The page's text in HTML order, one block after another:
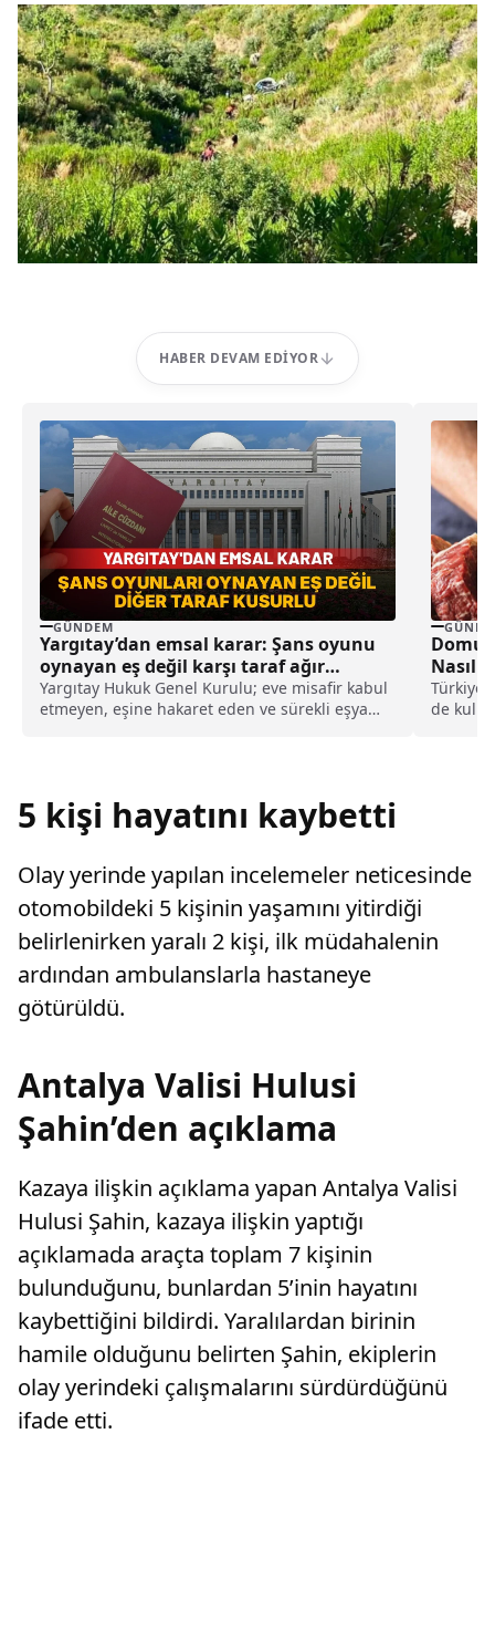
HABER DEVAM EDIYOR
GÜNDEM
Yargıtay’dan emsal karar: Şans oyunu
oynayan eş değil karşı taraf ağır
kusurlu sayıldı
Yargıtay Hukuk Genel Kurulu; eve misafir kabul
etmeyen, eşine hakaret eden ve sürekli eşya
Nasıl
de
5 kişi hayatını kaybetti
Olay yerinde yapılan incelemeler neticesinde
otomobildeki 5 kişinin yaşamını yitirdiği
belirlenirken yaralı 2 kişi, ilk müdahalenin
ardından ambulanslarla hastaneye
götürüldü.
Antalya Valisi Hulusi
Şahin’den açıklama
Kazaya ilişkin açıklama yapan Antalya Valisi
Hulusi Şahin, kazaya ilişkin yaptığı
açıklamada araçta toplam 7 kişinin
bulunduğunu, bunlardan 5’inin hayatını
kaybettiğini bildirdi. Yaralılardan birinin
hamile olduğunu belirten Şahin, ekiplerin
olay yerindeki çalışmalarını sürdürdüğünü
ifade etti.